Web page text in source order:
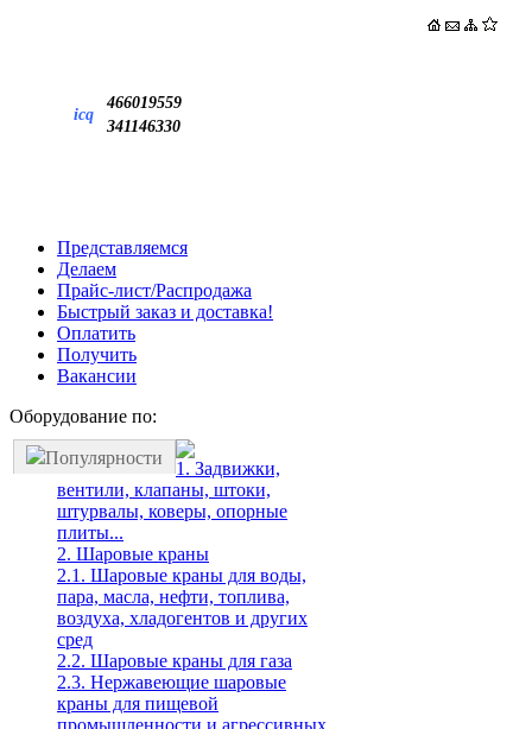
icq
466019559
341146330
Представляемся
Делаем
Прайс-лист/Распродажа
Быстрый заказ и доставка!
Оплатить
Получить
Вакансии
Оборудование по:
Популярности
1. Задвижки,
вентили, клапаны, штоки,
штурвалы, коверы, опорные
плиты...
2. Шаровые краны
2.1. Шаровые краны для воды,
пара, масла, нефти, топлива,
воздуха, хладогентов и других
сред
2.2. Шаровые краны для газа
2.3. Нержавеющие шаровые
краны для пищевой
промышленности и агрессивных